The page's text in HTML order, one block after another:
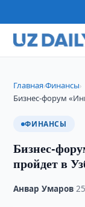
Главная›Финансы›
Бизнес-форум
ФИНАНСЫ
Бизнес-
пройдет в
Анвар Умаров ·